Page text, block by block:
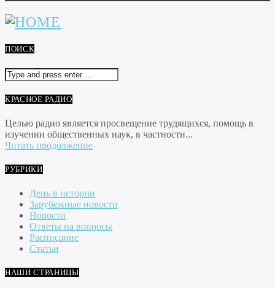
ПОИСК
КРАСНОЕ РАДИО
Целью радио является просвещение трудящихся, помощь в
изучении общественных наук, в частности...
Читать продолжение
РУБРИКИ
День в истории
Зарубежные новости
Новости
Ответы на вопросы
Расписание
Статьи
НАШИ СТРАНИЦЫ